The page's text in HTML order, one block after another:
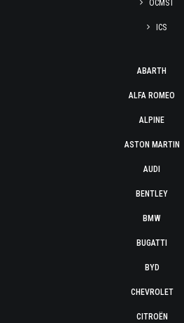
OCMST
ICS
ABARTH
ALFA ROMEO
ALPINE
ASTON MARTIN
AUDI
BENTLEY
BMW
BUGATTI
BYD
CHEVROLET
CITROËN